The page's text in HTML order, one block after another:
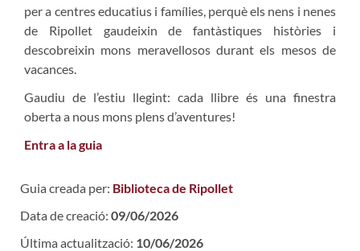
per a centres educatius i famílies, perquè els nens i nenes
de Ripollet gaudeixin de fantàstiques històries i
descobreixin mons meravellosos durant els mesos de
vacances.
Gaudiu de l’estiu llegint: cada llibre és una finestra
oberta a nous mons plens d’aventures!
Entra a la guia
Guia creada per: Biblioteca de Ripollet
Data de creació: 09/06/2026
Última actualització: 10/06/2026